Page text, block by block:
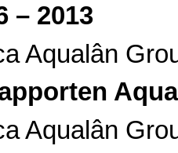
– 2013
Aqualân
Aqualân